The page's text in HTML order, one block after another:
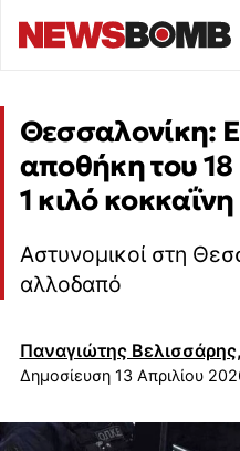
Θεσσαλονίκη:
αποθήκη του
1 κιλό κοκκαΐνη
Αστυνομικοί στη
αλλοδαπό
Παναγιώτης Βελισσάρης,
13 Απριλίου